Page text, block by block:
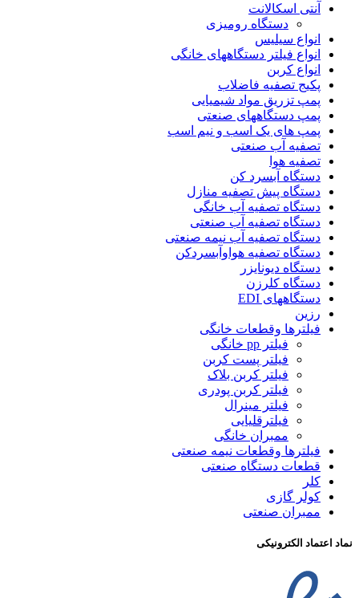
آنتی اسکالانت
دستگاه رومیزی
انواع سیلیس
انواع فیلتر دستگاههای خانگی
انواع کربن
پکیج تصفیه فاضلاب
پمپ تزریق مواد شیمیایی
پمپ دستگاههای صنعتی
پمپ های یک اسب و نیم اسب
تصفیه آب صنعتی
تصفیه هوا
دستگاه آبسرد کن
دستگاه پیش تصفیه منازل
دستگاه تصفیه آب خانگی
دستگاه تصفیه آب صنعتی
دستگاه تصفیه آب نیمه صنعتی
دستگاه تصفیه هواوآبسردکن
دستگاه دیونایزر
دستگاه کلرزن
دستگاههای EDI
رزین
فیلترها وقطعات خانگی
فیلتر pp خانگی
فیلتر پست کربن
فیلتر کربن بلاک
فیلتر کربن پودری
فیلتر مینرال
فیلترقلیایی
ممبران خانگی
فیلترها وقطعات نیمه صنعتی
قطعات دستگاه صنعتی
کلر
کولر گازی
ممبران صنعتی
نماد اعتماد الکترونیکی